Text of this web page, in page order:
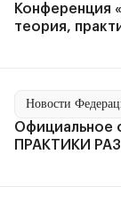
Конференция
теория,
Новости
Официальное
ПРАКТИКИ